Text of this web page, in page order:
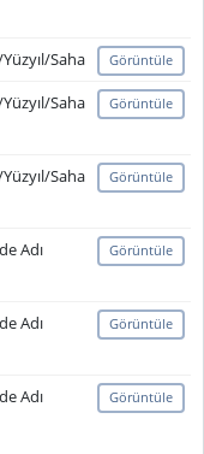
Saha Görüntüle
Saha Görüntüle
Saha Görüntüle
Adı Görüntüle
Adı Görüntüle
Adı Görüntüle